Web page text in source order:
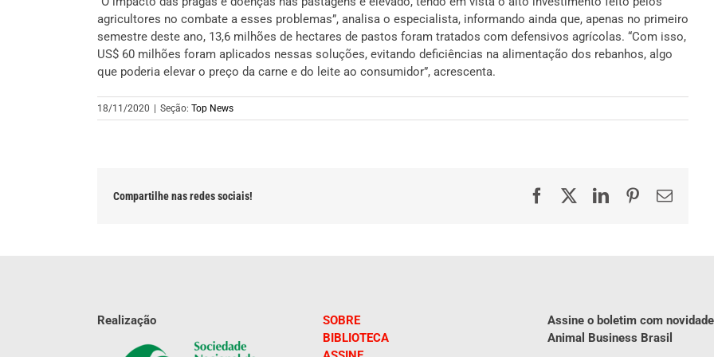
agricultores no combate a esses problemas”, analisa o especialista, informando ainda que, apenas no primeiro
semestre deste ano, 13,6 milhões de hectares de pastos foram tratados com defensivos agrícolas. “Com isso,
US$ 60 milhões foram aplicados nessas soluções, evitando deficiências na alimentação dos rebanhos, algo
que poderia elevar o preço da carne e do leite ao consumidor”, acrescenta.
18/11/2020 Seção: Top News
Compartilhe nas redes sociais! FacebookLinkedInPinterest
E-
Realização
SOBRE
BIBLIOTECA
Assine o boletim com
Animal Business Brasil